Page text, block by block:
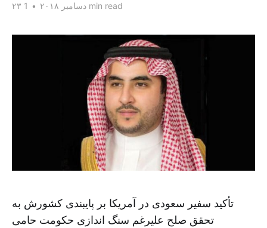
۲۳ دسامبر ۲۰۱۸ • 1 min read
تأکید سفیر سعودی در آمریکا بر پایبندی کشورش به
تحقق صلح علیرغم سنگ اندازی حکومت حامی